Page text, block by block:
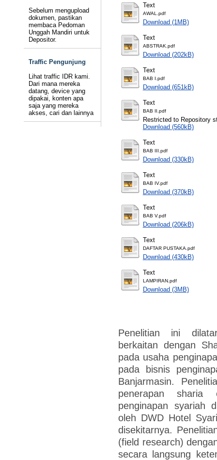
Sebelum mengupload
dokumen, pastikan
membaca Pedoman
Unggah Mandiri untuk
Depositor.
Traffic Pengunjung
Lihat traffic IDR kami.
Dari mana mereka
datang, device yang
dipakai, konten apa
saja yang mereka
akses, cari dan lainnya
Text
AWAL.pdf
Download (1MB)
Text
ABSTRAK.pdf
Download (202kB)
Text
BAB I.pdf
Download (651kB)
Text
BAB II.pdf
Restricted to Repository
Download (560kB)
Text
BAB III.pdf
Download (330kB)
Text
BAB IV.pdf
Download (370kB)
Text
BAB V.pdf
Download (206kB)
Text
DAFTAR PUSTAKA.pdf
Download (430kB)
Text
LAMPIRAN.pdf
Download (3MB)
Penelitian ini
berkaitan dengan
pada usaha
pada bisnis
Banjarmasin.
penerapan sharia
penginapan syariah
oleh DWD Hotel
disekitarnya.
(field research)
secara langsung